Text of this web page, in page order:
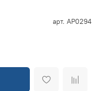
арт. АР0294